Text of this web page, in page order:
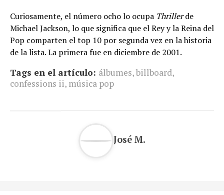
Curiosamente, el número ocho lo ocupa Thrillerde
Michael Jackson, lo que significa que el Rey y la Reina del
Pop comparten el top 10 por segunda vez en la historia
de la lista. La primera fue en diciembre de 2001.
Tags en el artículo: álbumes,billboard,
confessions ii, música pop
José M.